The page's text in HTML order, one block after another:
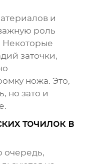
и
роль
Некоторые
заточки,
ножа. Это,
но зато и
точилок в
очередь,